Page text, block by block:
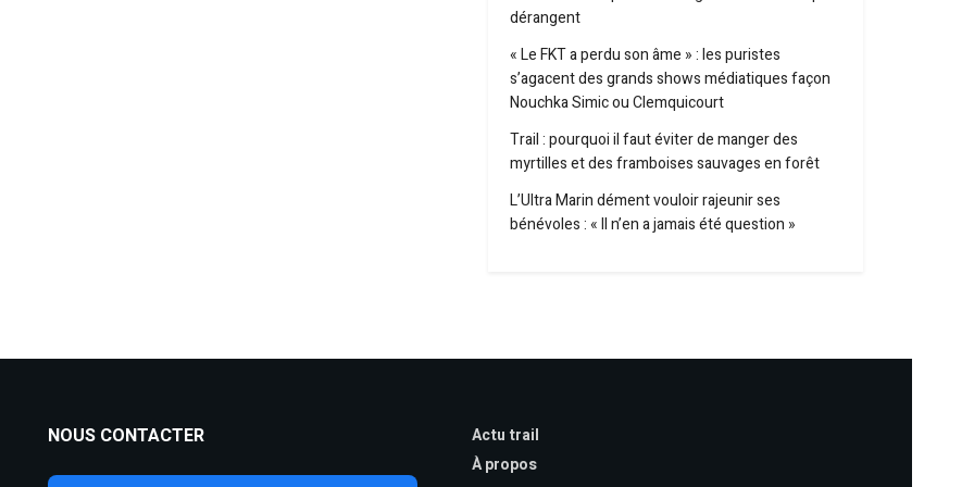
dérangent
« Le FKT a perdu son âme » : les puristes
s’agacent des grands shows médiatiques façon
Nouchka Simic ou Clemquicourt
Trail : pourquoi il faut éviter de manger des
myrtilles et des framboises sauvages en forêt
L’Ultra Marin dément vouloir rajeunir ses
bénévoles : « Il n’en a jamais été question »
NOUS CONTACTER
Actu trail
À propos